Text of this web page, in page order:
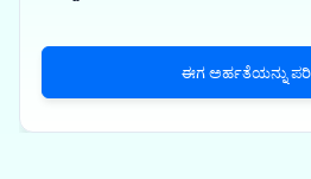
ಈಗ ಅರ್ಹತೆಯನ್ನು